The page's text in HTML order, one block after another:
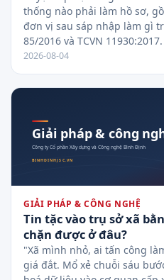
thống nào phải làm hồ sơ,
đơn vị sau sáp nhập làm gì
85/2016 và TCVN 11930:2017.
2026-08-04
GIẢI PHÁP & CÔNG NGHỆ
Tin tặc vào trụ sở xã
chặn được ở đâu?
"Xã mình nhỏ, ai tấn công
giá đắt. Mổ xẻ chuỗi sáu